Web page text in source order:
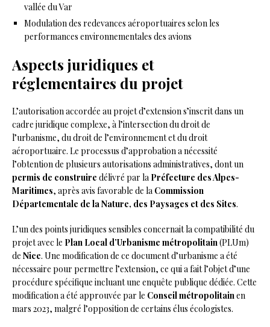
vallée du Var
Modulation des redevances aéroportuaires selon les
performances environnementales des avions
Aspects juridiques et
réglementaires du projet
L’autorisation accordée au projet d’extension s’inscrit dans un
cadre juridique complexe, à l’intersection du droit de
l’urbanisme, du droit de l’environnement et du droit
aéroportuaire. Le processus d’approbation a nécessité
l’obtention de plusieurs autorisations administratives, dont un
permis de construire délivré par la Préfecture des Alpes-
Maritimes, après avis favorable de la Commission
Départementale de la Nature, des Paysages et des Sites.
L’un des points juridiques sensibles concernait la compatibilité du
projet avec le Plan Local d’Urbanisme métropolitain(PLUm)
de Nice. Une modification de ce document d’urbanisme a été
nécessaire pour permettre l’extension, ce qui a fait l’objet d’une
procédure spécifique incluant une enquête publique dédiée. Cette
modification a été approuvée par le Conseil métropolitainen
mars 2023, malgré l’opposition de certains élus écologistes.